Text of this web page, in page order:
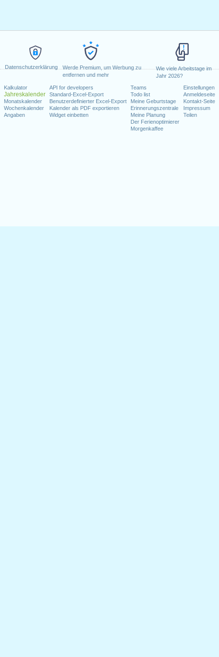
Datenschutzerklärung
Werde Premium, um Werbung zu
entfernen und mehr
Wie viele Arbeitstage im
Jahr 2026?
Kalkulator
Jahreskalender
Monatskalender
Wochenkalender
Angaben
API for developers
Standard-Excel-Export
Benutzerdefinierter Excel-Export
Kalender als PDF exportieren
Widget einbetten
Teams
Todo list
Meine Geburtstage
Erinnerungszentrale
Meine Planung
Der Ferienoptimierer
Morgenkaffee
Einstellungen
Anmeldeseite
Kontakt-Seite
Impressum
Teilen